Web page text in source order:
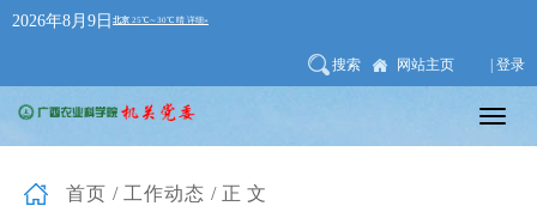
2026年8月9日
搜索 网站主页 | 登录
首页 / 工作动态 /正文